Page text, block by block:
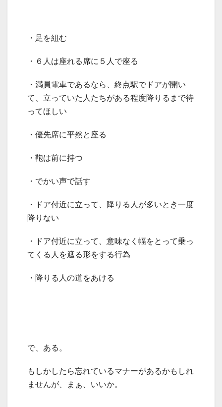
・足を組む
・６人は座れる席に５人で座る
・満員電車であるなら、終点駅でドアが開い
て、立っていた人たちがある程度降りるまで待
ってほしい
・優先席に平然と座る
・鞄は前に持つ
・でかい声で話す
・ドア付近に立って、降りる人が多いとき一度
降りない
・ドア付近に立って、意味なく幅をとって乗っ
てくる人を遮る形をする行為
・降りる人の道をあける
で、ある。
もしかしたら忘れているマナーがあるかもしれ
ませんが、まぁ、いいか。